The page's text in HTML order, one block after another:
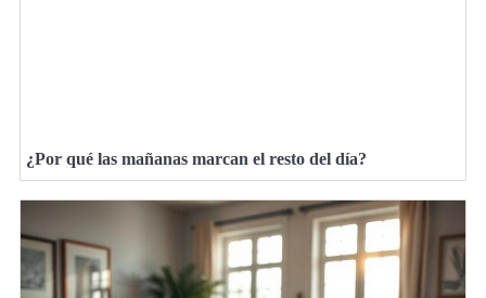
¿Por qué las mañanas marcan el resto del día?